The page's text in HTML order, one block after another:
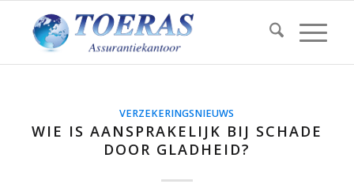
VERZEKERINGSNIEUWS
WIE IS AANSPRAKELIJK BIJ SCHADE
DOOR GLADHEID?